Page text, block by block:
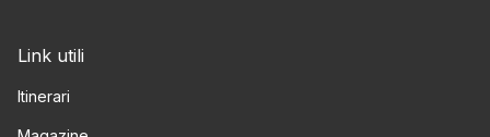
Link utili
Itinerari